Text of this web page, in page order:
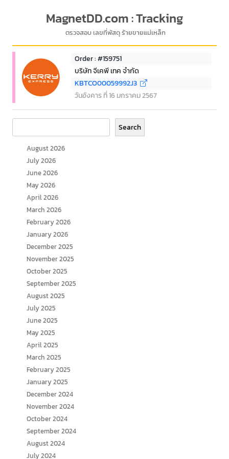
MagnetDD.com : Tracking
ตรวจสอบ เลขที่พัสดุ ร้ายขายแม่เหล็ก
Order : #159751
บริษัท จีเคพี เทค จำกัด
KBTCO00059992J3
วันอังคาร ที่ 16 มกราคม 2567
Search
August 2026
July 2026
June 2026
May 2026
April 2026
March 2026
February 2026
January 2026
December 2025
November 2025
October 2025
September 2025
August 2025
July 2025
June 2025
May 2025
April 2025
March 2025
February 2025
January 2025
December 2024
November 2024
October 2024
September 2024
August 2024
July 2024